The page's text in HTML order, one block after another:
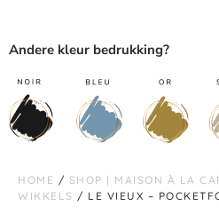
Andere kleur bedrukking?
HOME / SHOP | MAISON À LA
WIKKELS / LE VIEUX –